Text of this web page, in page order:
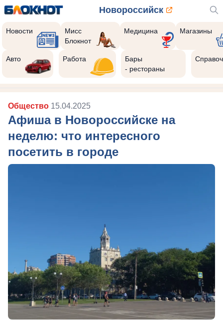
Новороссийск
Новости
Мисс
Блокнот
Медицина Магазины
Авто Работа
Бары
- рестораны
Общество 15.04.2025
Афиша в Новороссийске на
неделю: что интересного
посетить в городе